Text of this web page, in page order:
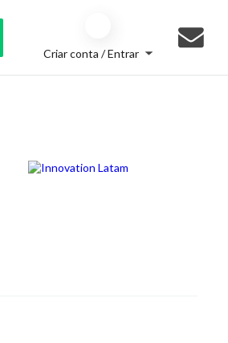
Criar conta / Entrar